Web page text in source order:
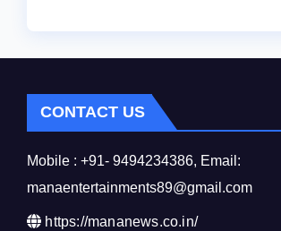
CONTACT US
Mobile : +91- 9494234386, Email:
manaentertainments89@gmail.com
https://mananews.co.in/